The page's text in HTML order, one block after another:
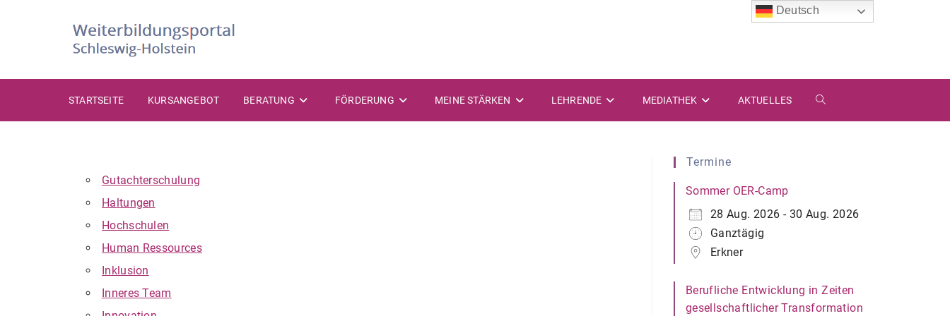
STARTSEITE KURSANGEBOT BERATUNG FÖRDERUNG MEINE STÄRKEN LEHRENDE MEDIATHEK AKTUELLES WEBSITE-
Gutachterschulung
Haltungen
Hochschulen
Human Ressources
Inklusion
Inneres Team
Termine
Sommer OER-Camp
28 Aug. 2026 - 30 Aug. 2026
Ganztägig
Erkner
Berufliche Entwicklung in Zeiten
gesellschaftlicher Transformation
Deutsch